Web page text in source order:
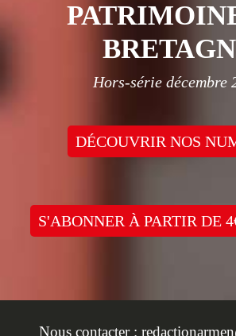
Hors-série décembre
DÉCOUVRIR NOS
S'ABONNER À PARTIR DE
Nous contacter :